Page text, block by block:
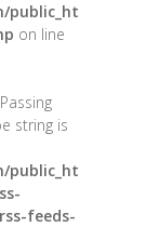
public_ht
on line
string is
public_ht
feeds-